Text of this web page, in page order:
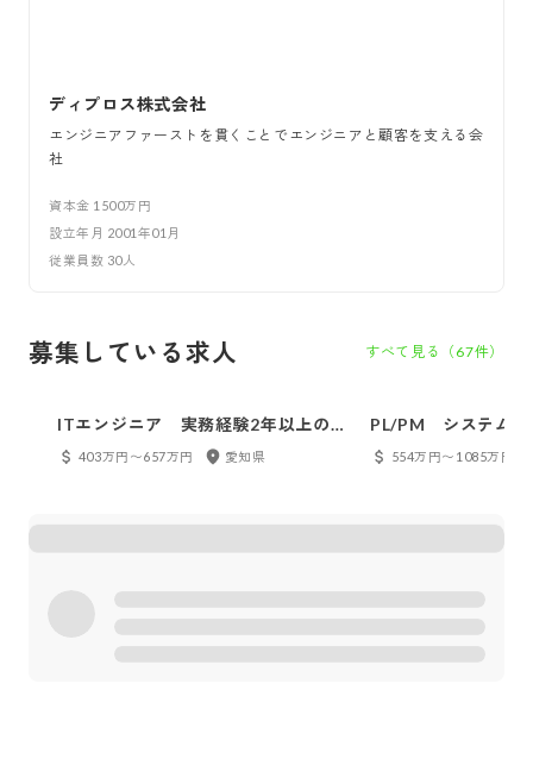
ディプロス株式会社
エンジニアファーストを貫くことでエンジニアと顧客を支える会
社
資本金 1500万円
設立年月 2001年01月
従業員数 30人
募集している求人 すべて見る（ 67件）
ITエンジニア 実務経験2年以上の
方！！
403万円〜657万円 愛知県
PL/PM システム開
554万円〜1085万円